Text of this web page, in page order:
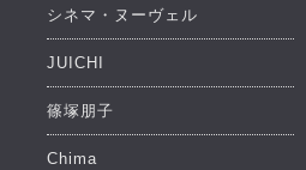
シネマ・ヌーヴェル
JUICHI
篠塚朋子
Chima